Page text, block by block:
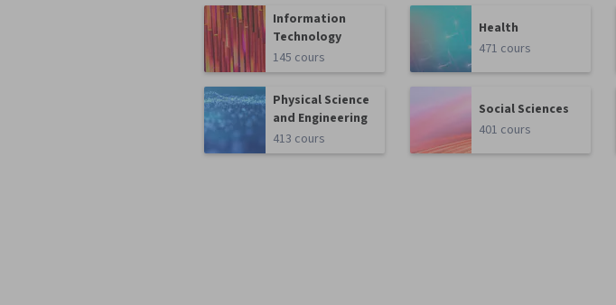
Information
Technology
145 cours
Health
471 cours
Physical Science
and Engineering
413 cours
Social Sciences
401 cours